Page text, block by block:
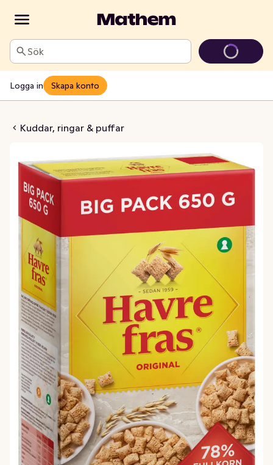
Sök
Logga in Skapa konto
Kuddar, ringar & puffar
Original